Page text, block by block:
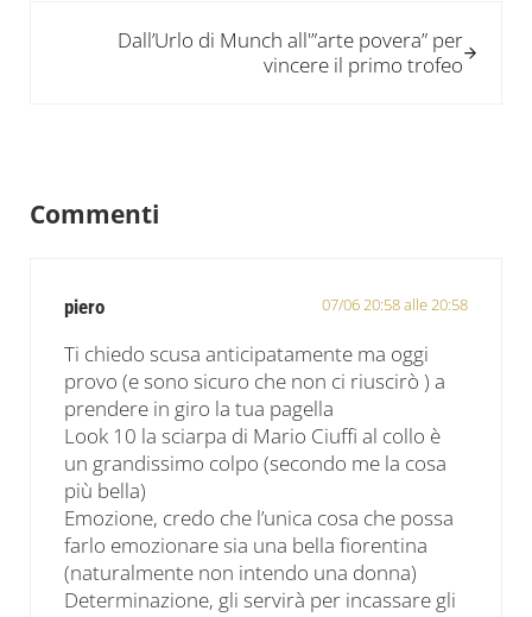
Dall’Urlo di Munch all'”arte povera” per
vincere il primo trofeo
Commenti
piero 07/06 20:58 alle 20:58
Ti chiedo scusa anticipatamente ma oggi
provo (e sono sicuro che non ci riuscirò ) a
prendere in giro la tua pagella
Look 10 la sciarpa di Mario Ciuffi al collo è
un grandissimo colpo (secondo me la cosa
più bella)
Emozione, credo che l’unica cosa che possa
farlo emozionare sia una bella fiorentina
(naturalmente non intendo una donna)
Determinazione, gli servirà per incassare gli